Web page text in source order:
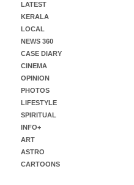
LATEST
KERALA
LOCAL
NEWS 360
CASE DIARY
CINEMA
OPINION
PHOTOS
LIFESTYLE
SPIRITUAL
INFO+
ART
ASTRO
CARTOONS